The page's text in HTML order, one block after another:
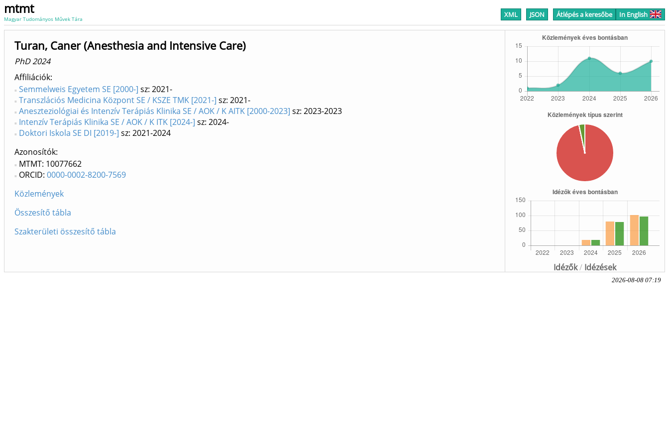
mtmt
Magyar Tudományos Művek Tára XML JSON Átlépés a keresőbe In English
Idézők/ Idézések
Turan, Caner (Anesthesia and Intensive Care)
PhD 2024
Affiliációk
Semmelweis Egyetem SE [2000-] sz: 2021-
Transzlációs Medicina Központ SE / KSZE TMK [2021-] sz: 2021-
Aneszteziológiai és Intenzív Terápiás Klinika SE / AOK / K AITK [2000-2023] sz: 2023-2023
Intenzív Terápiás Klinika SE / AOK / K ITK [2024-] sz: 2024-
Doktori Iskola SE DI [2019-] sz: 2021-2024
Azonosítók
MTMT: 10077662
ORCID: 0000-0002-8200-7569
Közlemények
Összesítő tábla
Szakterületi összesítő tábla
2026-08-08 07:19